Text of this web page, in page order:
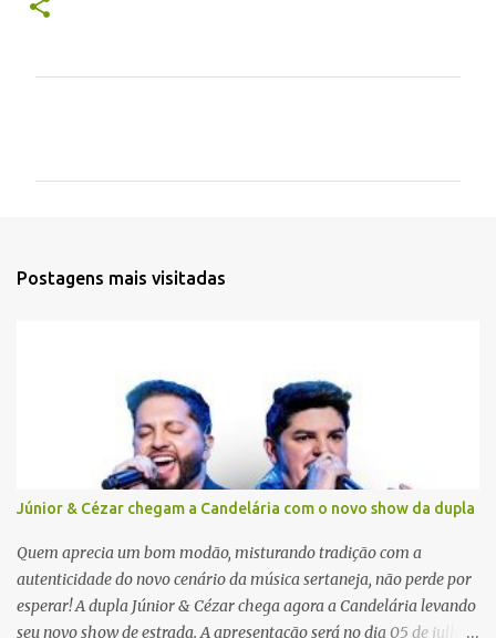
Postagens mais visitadas
Júnior & Cézar chegam a Candelária com o novo show da dupla
Quem aprecia um bom modão, misturando tradição com a
autenticidade do novo cenário da música sertaneja, não perde por
esperar! A dupla Júnior & Cézar chega agora a Candelária levando
seu novo show de estrada. A apresentação será no dia 05 de julho